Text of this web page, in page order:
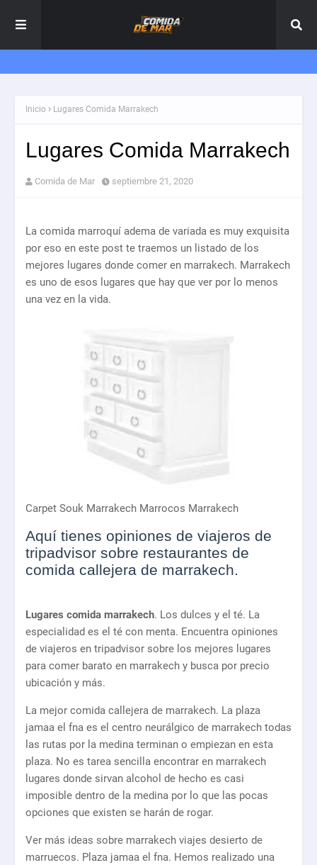
Inicio Lugares Comida Marrakech
Lugares Comida Marrakech
Comida de Mar septiembre 21, 2020
La comida marroquí adema de variada es muy exquisita
por eso en este post te traemos un listado de los
mejores lugares donde comer en marrakech. Marrakech
es uno de esos lugares que hay que ver por lo menos
una vez en la vida.
Carpet Souk Marrakech Marrocos Marrakech
Aquí tienes opiniones de viajeros de
tripadvisor sobre restaurantes de
comida callejera de marrakech.
Lugares comida marrakech. Los dulces y el té. La
especialidad es el té con menta. Encuentra opiniones
de viajeros en tripadvisor sobre los mejores lugares
para comer barato en marrakech y busca por precio
ubicación y más.
La mejor comida callejera de marrakech. La plaza
jamaa el fna es el centro neurálgico de marrakech todas
las rutas por la medina terminan o empiezan en esta
plaza. No es tarea sencilla encontrar en marrakech
lugares donde sirvan alcohol de hecho es casi
imposible dentro de la medina por lo que las pocas
opciones que existen se harán de rogar.
Ver más ideas sobre marrakech viajes desierto de
marruecos. Plaza jamaa el fna. Hemos realizado una